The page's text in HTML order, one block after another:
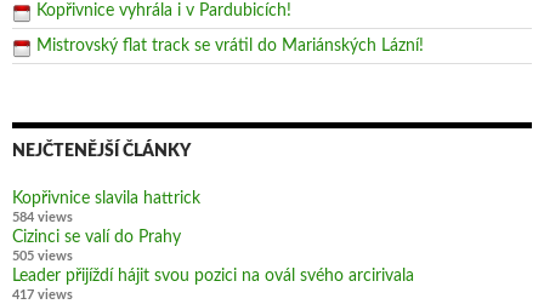
Kopřivnice vyhrála i v Pardubicích!
Mistrovský flat track se vrátil do Mariánských Lázní!
NEJČTENĚJŠÍ ČLÁNKY
Kopřivnice slavila hattrick
584 views
Cizinci se valí do Prahy
505 views
Leader přijíždí hájit svou pozici na ovál svého arcirivala
417 views